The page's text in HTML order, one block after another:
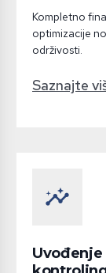
Kompletno
optimizacije
održivosti.
Saznajte
insights